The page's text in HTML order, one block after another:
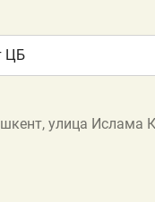
ЦБ
улица Ислама